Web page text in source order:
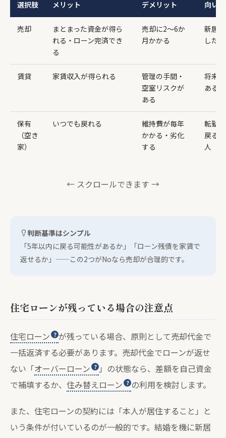
選択肢 メリット デメリット 向い
売却
まとまった資金が得ら
れる・ローン完済でき
る
売却に2〜6か
月かかる
新居
した
賃貸 家賃収入が得られる
管理の手間・
空室リスクが
ある
将来
ある人
保有
（空き
家）
いつでも戻れる
維持費が毎年
かかる・劣化
する
転勤
戻る
人
← スクロールできます →
判断基準はシンプル
「5年以内に戻る可能性があるか」「ローン残債を家賃で
返せるか」——この2つがNoなら売却が合理的です。
住宅ローンが残っている場合の注意点
住宅ローン
が残っている場合、原則として売却代金で
一括返済する必要があります。売却代金でローンが返せ
ない「オーバーローン
」の状態なら、差額を自己資金
で補填するか、 住み替えローン の利用を検討します。
また、住宅ローンの契約には「本人が居住すること」と
いう条件が付いているのが一般的です。結婚を機に新居